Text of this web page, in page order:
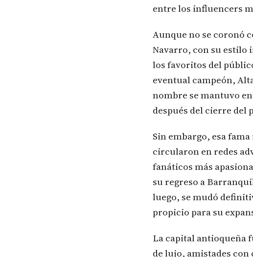
entre los influencers
Aunque no se coronó
Navarro, con su estilo
los favoritos del
eventual campeón,
nombre se mantuvo
después del cierre del
Sin embargo, esa
circularon en redes
fanáticos más
su regreso a
luego, se mudó
propicio para su
La capital antioqueña
de lujo, amistades